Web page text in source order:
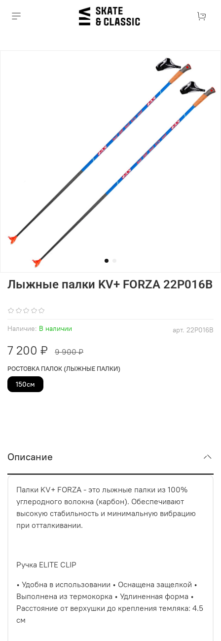
арт. 22P016B
Наличие: В наличии
Лыжные палки KV+ FORZA 22P016B
7 200 ₽ 9 900 ₽
РОСТОВКА ПАЛОК (ЛЫЖНЫЕ ПАЛКИ)
150см
Описание
Палки KV+ FORZA - это лыжные палки из 100%
углеродного волокна (карбон). Обеспечивают
высокую стабильность и минимальную вибрацию
при отталкивании.
Ручка ELITE CLIP
• Удобна в использовании • Оснащена защелкой •
Выполнена из термокорка • Удлиненная форма •
Расстояние от верхушки до крепления темляка: 4.5
см